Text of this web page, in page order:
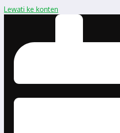
Lewati ke konten